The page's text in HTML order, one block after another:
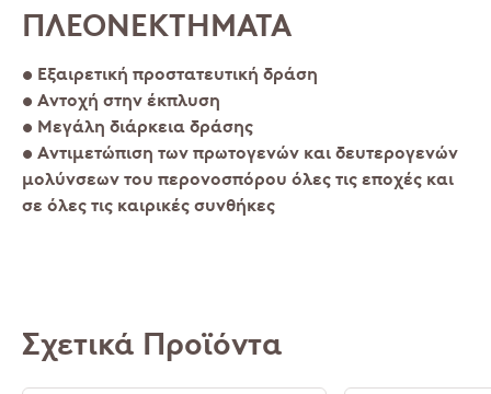
ΠΛΕΟΝΕΚΤΗΜΑΤΑ
• Εξαιρετική προστατευτική δράση
• Αντοχή στην έκπλυση
• Μεγάλη διάρκεια δράσης
• Αντιμετώπιση των πρωτογενών και δευτερογενών
μολύνσεων του περονοσπόρου όλες τις εποχές και
σε όλες τις καιρικές συνθήκες
Σχετικά Προϊόντα